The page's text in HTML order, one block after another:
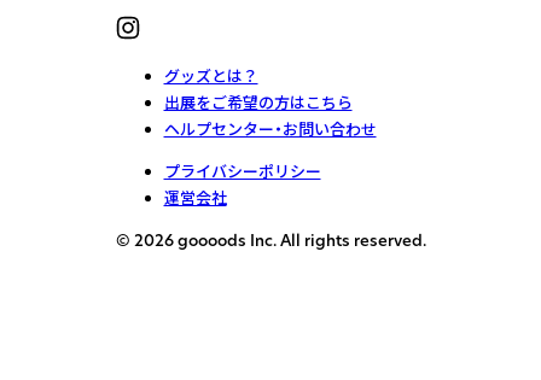
グッズとは？
出展をご希望の方はこちら
ヘルプセンター・お問い合わせ
プライバシーポリシー
運営会社
© 2026 goooods Inc. All rights reserved.